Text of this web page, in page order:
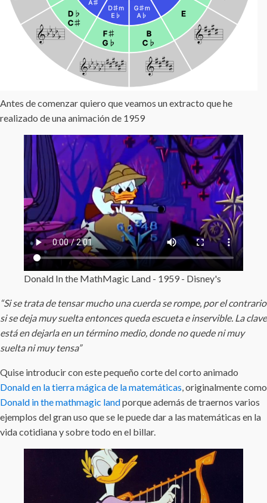
Antes de comenzar quiero que veamos un extracto que he
realizado de una animación de 1959
Donald In the MathMagic Land - 1959 - Disney's
“Si se trata de tensar mucho una cuerda se rompe, por el contrario
si se deja muy suelta entonces queda escueta e inservible. La clave
está en dejarla en un término medio, donde no quede ni muy
suelta ni muy tensa”
Quise introducir con este pequeño corte del corto animado
Donald en la tierra mágica de la matemáticas , originalmente como
Donald in the mathmagic landporque además de traernos varios
ejemplos del gran uso que se le puede dar a las matemáticas en la
vida cotidiana y sobre todo en el billar.